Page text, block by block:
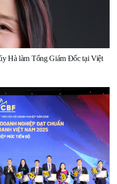
Hà làm Tổng Giám Đốc tại Việt